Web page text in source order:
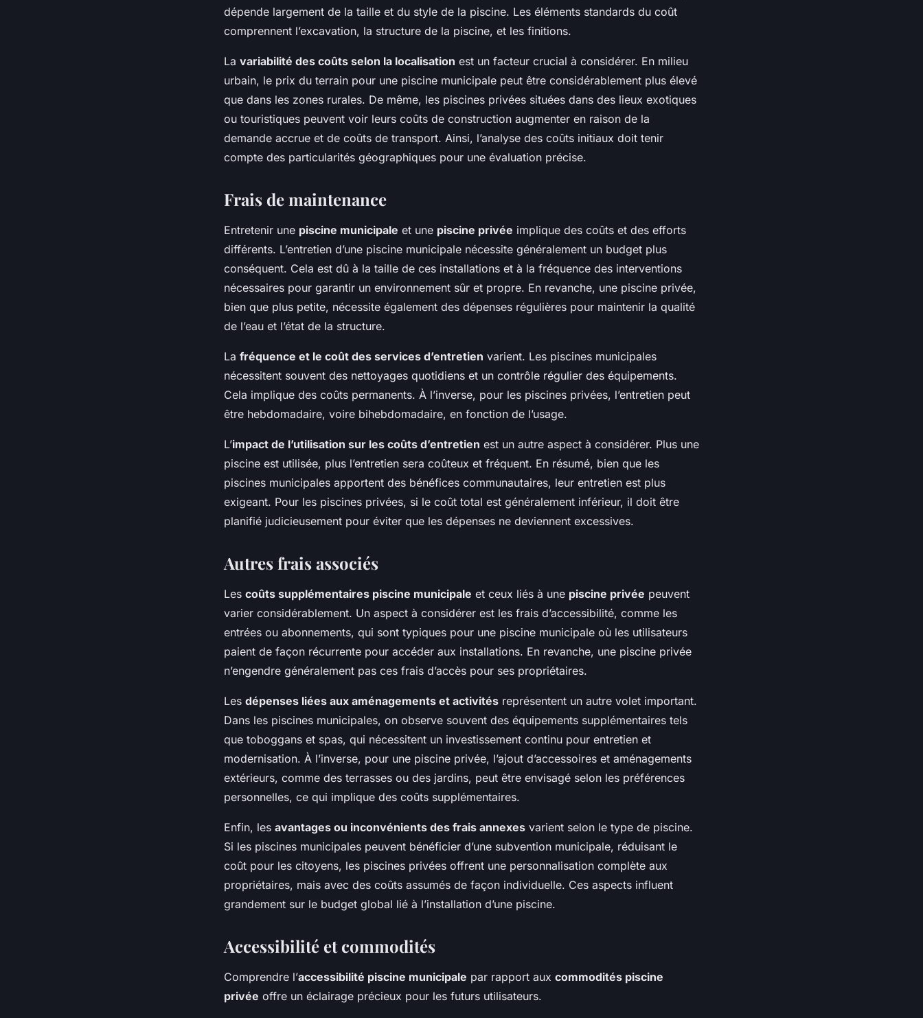
dépende largement de la taille et du style de la piscine. Les éléments standards du coût
comprennent l’excavation, la structure de la piscine, et les finitions.
La variabilité des coûts selon la localisation est un facteur crucial à considérer. En milieu
urbain, le prix du terrain pour une piscine municipale peut être considérablement plus élevé
que dans les zones rurales. De même, les piscines privées situées dans des lieux exotiques
ou touristiques peuvent voir leurs coûts de construction augmenter en raison de la
demande accrue et de coûts de transport. Ainsi, l’analyse des coûts initiaux doit tenir
compte des particularités géographiques pour une évaluation précise.
Frais de maintenance
Entretenir une piscine municipale et une piscine privée implique des coûts et des efforts
différents. L’entretien d’une piscine municipale nécessite généralement un budget plus
conséquent. Cela est dû à la taille de ces installations et à la fréquence des interventions
nécessaires pour garantir un environnement sûr et propre. En revanche, une piscine privée,
bien que plus petite, nécessite également des dépenses régulières pour maintenir la qualité
de l’eau et l’état de la structure.
La fréquence et le coût des services d’entretien varient. Les piscines municipales
nécessitent souvent des nettoyages quotidiens et un contrôle régulier des équipements.
Cela implique des coûts permanents. À l’inverse, pour les piscines privées, l’entretien peut
être hebdomadaire, voire bihebdomadaire, en fonction de l’usage.
L’impact de l’utilisation sur les coûts d’entretien est un autre aspect à considérer. Plus une
piscine est utilisée, plus l’entretien sera coûteux et fréquent. En résumé, bien que les
piscines municipales apportent des bénéfices communautaires, leur entretien est plus
exigeant. Pour les piscines privées, si le coût total est généralement inférieur, il doit être
planifié judicieusement pour éviter que les dépenses ne deviennent excessives.
Autres frais associés
Les coûts supplémentaires piscine municipale et ceux liés à une piscine privée peuvent
varier considérablement. Un aspect à considérer est les frais d’accessibilité, comme les
entrées ou abonnements, qui sont typiques pour une piscine municipale où les utilisateurs
paient de façon récurrente pour accéder aux installations. En revanche, une piscine privée
n’engendre généralement pas ces frais d’accès pour ses propriétaires.
Les dépenses liées aux aménagements et activités représentent un autre volet important.
Dans les piscines municipales, on observe souvent des équipements supplémentaires tels
que toboggans et spas, qui nécessitent un investissement continu pour entretien et
modernisation. À l’inverse, pour une piscine privée, l’ajout d’accessoires et aménagements
extérieurs, comme des terrasses ou des jardins, peut être envisagé selon les préférences
personnelles, ce qui implique des coûts supplémentaires.
Enfin, les avantages ou inconvénients des frais annexes varient selon le type de piscine.
Si les piscines municipales peuvent bénéficier d’une subvention municipale, réduisant le
coût pour les citoyens, les piscines privées offrent une personnalisation complète aux
propriétaires, mais avec des coûts assumés de façon individuelle. Ces aspects influent
grandement sur le budget global lié à l’installation d’une piscine.
Accessibilité et commodités
Comprendre l’accessibilité piscine municipale par rapport aux commodités piscine
privée offre un éclairage précieux pour les futurs utilisateurs.